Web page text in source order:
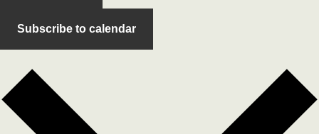
Subscribe to calendar